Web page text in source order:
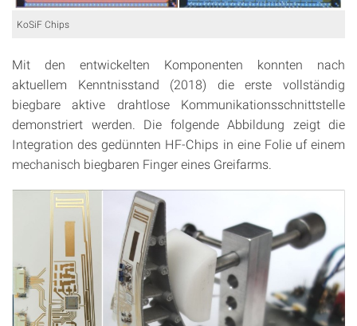
KoSiF Chips
Mit den entwickelten Komponenten konnten nach
aktuellem Kenntnisstand (2018) die erste vollständig
biegbare aktive drahtlose Kommunikationsschnittstelle
demonstriert werden. Die folgende Abbildung zeigt die
Integration des gedünnten HF-Chips in eine Folie uf einem
mechanisch biegbaren Finger eines Greifarms.